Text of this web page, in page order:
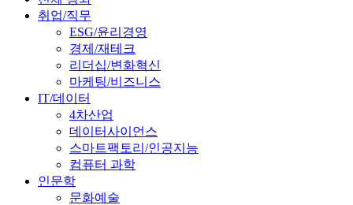
취업/직무
ESG/윤리경영
경제/재테크
리더십/변화혁신
마케팅/비즈니스
IT/데이터
4차산업
데이터사이언스
스마트팩토리/인공지능
컴퓨터 과학
인문학
문화예술